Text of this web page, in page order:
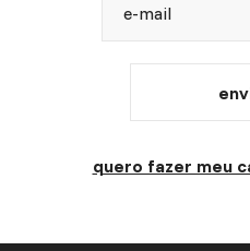
e-mail
quero fazer meu